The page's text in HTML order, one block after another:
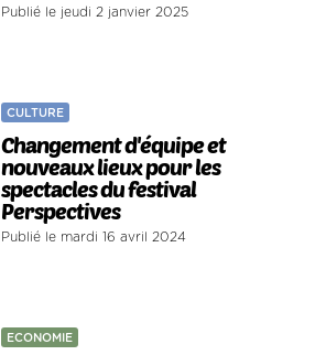
Publié le jeudi 2 janvier 2025
CULTURE
Changement d'équipe et
nouveaux lieux pour les
spectacles du festival
Perspectives
Publié le mardi 16 avril 2024
ECONOMIE